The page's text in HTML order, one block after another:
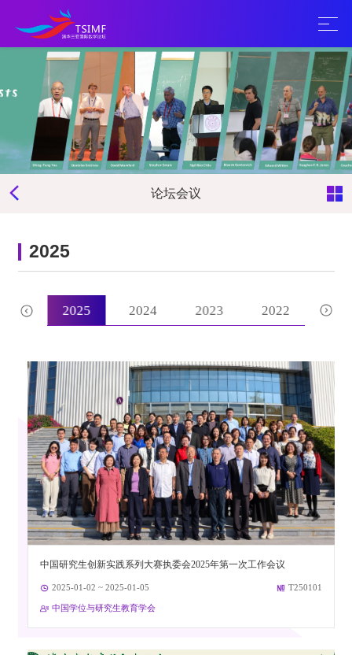
论坛会议
2025
2025 2024 2023 2022
中国研究生创新实践系列大赛执委会2025年第一次工作会议
2025-01-02 ~ 2025-01-05 T250101
中国学位与研究生教育学会